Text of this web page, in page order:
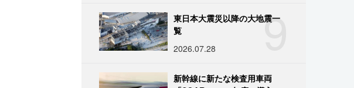
9
東日本大震災以降の大地震一
覧
2026.07.28
新幹線に新たな検査用車両